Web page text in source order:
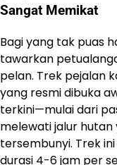
Sangat Memikat
Bagi yang tak puas
tawarkan
pelan. Trek pejalan
yang resmi dibuka
terkini—mulai dari
melewati jalur
tersembunyi. Trek
durasi 4-6 jam per